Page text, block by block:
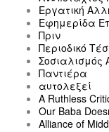
Εργατική
Εφημερίδα
Πριν
Περιοδικό
Σοσιαλισμός
Παντιέρα
αυτολεξεί
A Ruthless
Our Baba
Alliance of